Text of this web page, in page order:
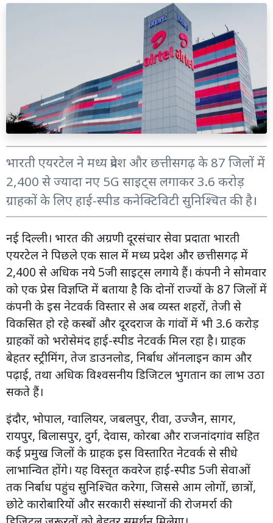
भारती एयरटेल ने मध्य प्रदेश और छत्तीसगढ़ के 87 जिलों में
2,400 से ज्यादा नए 5G साइट्स लगाकर 3.6 करोड़
ग्राहकों के लिए हाई-स्पीड कनेक्टिविटी सुनिश्चित की है।
नई दिल्ली। भारत की अग्रणी दूरसंचार सेवा प्रदाता भारती
एयरटेल ने पिछले एक साल में मध्य प्रदेश और छत्तीसगढ़ में
2,400 से अधिक नये 5जी साइट्स लगाये हैं। कंपनी ने सोमवार
को एक प्रेस विज्ञप्ति में बताया है कि दोनों राज्यों के 87 जिलों में
कंपनी के इस नेटवर्क विस्तार से अब व्यस्त शहरों, तेजी से
विकसित हो रहे कस्बों और दूरदराज के गांवों में भी 3.6 करोड़
ग्राहकों को भरोसेमंद हाई-स्पीड नेटवर्क मिल रहा है। ग्राहक
बेहतर स्ट्रीमिंग, तेज डाउनलोड, निर्बाध ऑनलाइन काम और
पढ़ाई, तथा अधिक विश्वसनीय डिजिटल भुगतान का लाभ उठा
सकते हैं।
इंदौर, भोपाल, ग्वालियर, जबलपुर, रीवा, उज्जैन, सागर,
रायपुर, बिलासपुर, दुर्ग, देवास, कोरबा और राजनांदगांव सहित
कई प्रमुख जिलों के ग्राहक इस विस्तारित नेटवर्क से सीधे
लाभान्वित होंगे। यह विस्तृत कवरेज हाई-स्पीड 5जी सेवाओं
तक निर्बाध पहुंच सुनिश्चित करेगा, जिससे आम लोगों, छात्रों,
छोटे कारोबारियों और सरकारी संस्थानों की रोजमर्रा की